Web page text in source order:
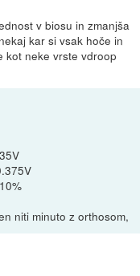
v biosu in zmanjša
kar si vsak hoče in
kot neke vrste vdroop
niti minuto z orthosom,